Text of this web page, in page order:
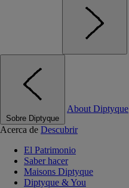
Sobre Diptyque
About Diptyque
Acerca de Descubrir
El Patrimonio
Saber hacer
Maisons Diptyque
Diptyque & You